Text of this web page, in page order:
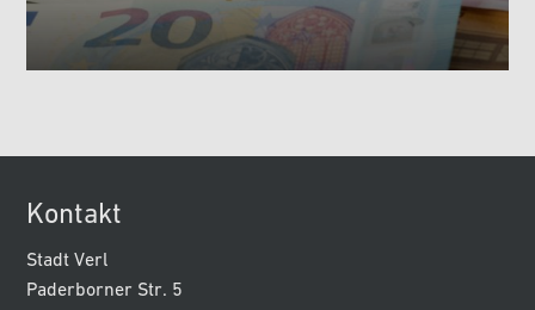
Kontakt
Stadt Verl
Paderborner Str. 5